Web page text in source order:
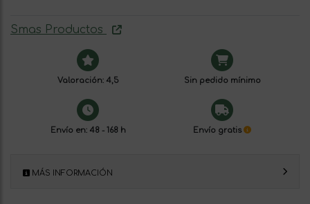
Smas Productos
Valoración: 4,5 Sin pedido mínimo
Envío en: 48 - 168 h Envío gratis
MÁS INFORMACIÓN